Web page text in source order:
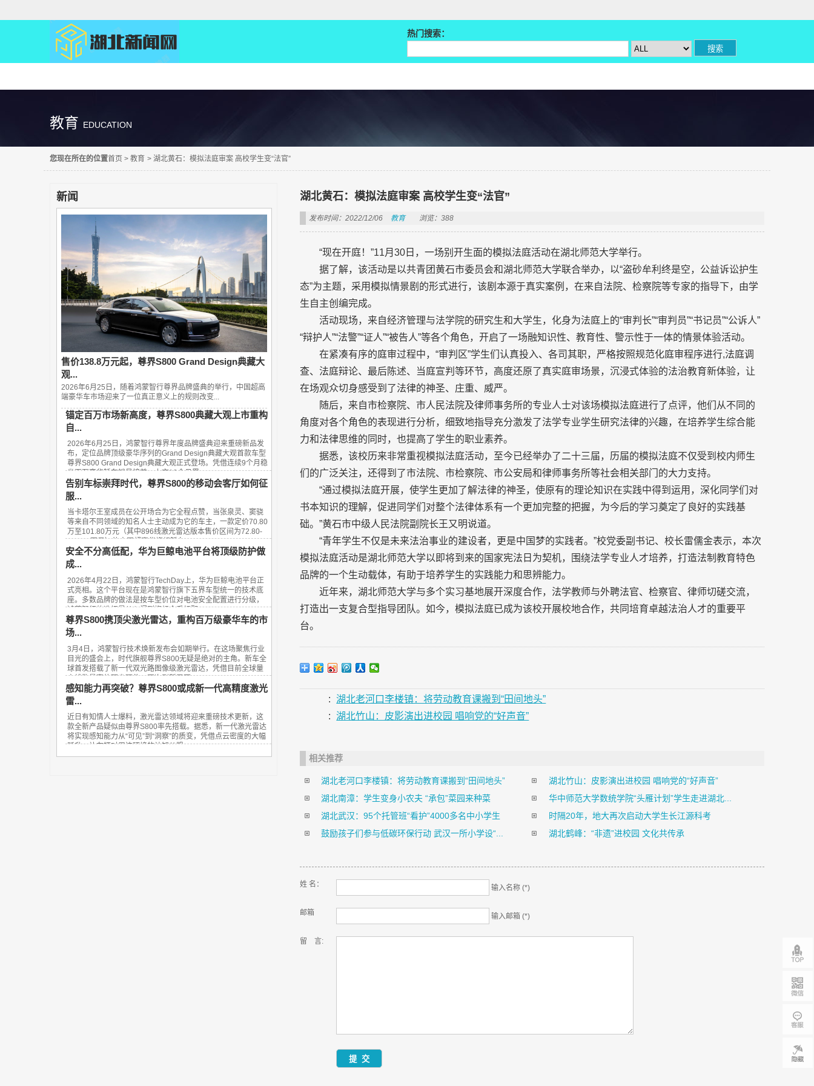
热门搜索：
教育 EDUCATION
您现在所在的位置首页 > 教育 > 湖北黄石：模拟法庭审案 高校学生变“法官”
新闻
售价138.8万元起，尊界S800 Grand Design典藏大
观...
2026年6月25日，随着鸿蒙智行尊界品牌盛典的举行，中国超高
端豪华车市场迎来了一位真正意义上的规则改变...
锚定百万市场新高度，尊界S800典藏大观上市重构
自...
2026年6月25日，鸿蒙智行尊界年度品牌盛典迎来重磅新品发
布，定位品牌顶级豪华序列的Grand Design典藏大观首款车型
尊界S800 Grand Design典藏大观正式登场。凭借连续9个月稳
坐百万豪华轿车销量榜首、上市13个月累...
告别车标崇拜时代，尊界S800的移动会客厅如何征
服...
当卡塔尔王室成员在公开场合为它全程点赞，当张泉灵、窦骁
等来自不同领域的知名人士主动成为它的车主，一款定价70.80
万至101.80万元（其中896线激光雷达版本售价区间为72.80-
101.80万元）的中国超豪华旗舰轿车——...
安全不分高低配，华为巨鲸电池平台将顶级防护做
成...
2026年4月22日，鸿蒙智行TechDay上，华为巨鲸电池平台正
式亮相。这个平台现在是鸿蒙智行旗下五界车型统一的技术底
座。多数品牌的做法是按车型价位对电池安全配置进行分级，
鸿蒙智行的选择是从入门到旗舰全系标配...
尊界S800携顶尖激光雷达，重构百万级豪华车的市
场...
3月4日，鸿蒙智行技术焕新发布会如期举行。在这场聚焦行业
目光的盛会上，时代旗舰尊界S800无疑是绝对的主角。新车全
球首发搭载了新一代双光路图像级激光雷达，凭借目前全球量
产线数最高的顶尖硬件，再次刷新了百...
感知能力再突破？尊界S800或成新一代高精度激光
雷...
近日有知情人士爆料，激光雷达领域将迎来重磅技术更新，这
款全新产品疑似由尊界S800率先搭载。据悉，新一代激光雷达
将实现感知能力从“可见”到“洞察”的质变，凭借点云密度的大幅
跃升，让车辆对周边环境的认知从粗...
湖北黄石：模拟法庭审案 高校学生变“法官”
发布时间：2022/12/06 教育 浏览：388
“现在开庭！”11月30日，一场别开生面的模拟法庭活动在湖北师范大学举行。
据了解，该活动是以共青团黄石市委员会和湖北师范大学联合举办，以“盗砂牟利终是空，公益诉讼护生
态”为主题，采用模拟情景剧的形式进行，该剧本源于真实案例，在来自法院、检察院等专家的指导下，由学
生自主创编完成。
活动现场，来自经济管理与法学院的研究生和大学生，化身为法庭上的“审判长”“审判员”“书记员”“公诉人”
“辩护人”“法警”“证人”“被告人”等各个角色，开启了一场融知识性、教育性、警示性于一体的情景体验活动。
在紧凑有序的庭审过程中，“审判区”学生们认真投入、各司其职，严格按照规范化庭审程序进行,法庭调
查、法庭辩论、最后陈述、当庭宣判等环节，高度还原了真实庭审场景，沉浸式体验的法治教育新体验，让
在场观众切身感受到了法律的神圣、庄重、威严。
随后，来自市检察院、市人民法院及律师事务所的专业人士对该场模拟法庭进行了点评，他们从不同的
角度对各个角色的表现进行分析，细致地指导充分激发了法学专业学生研究法律的兴趣，在培养学生综合能
力和法律思维的同时，也提高了学生的职业素养。
据悉，该校历来非常重视模拟法庭活动，至今已经举办了二十三届，历届的模拟法庭不仅受到校内师生
们的广泛关注，还得到了市法院、市检察院、市公安局和律师事务所等社会相关部门的大力支持。
“通过模拟法庭开展，使学生更加了解法律的神圣，使原有的理论知识在实践中得到运用，深化同学们对
书本知识的理解，促进同学们对整个法律体系有一个更加完整的把握，为今后的学习奠定了良好的实践基
础。”黄石市中级人民法院副院长王又明说道。
“青年学生不仅是未来法治事业的建设者，更是中国梦的实践者。”校党委副书记、校长雷儒金表示，本次
模拟法庭活动是湖北师范大学以即将到来的国家宪法日为契机，围绕法学专业人才培养，打造法制教育特色
品牌的一个生动载体，有助于培养学生的实践能力和思辨能力。
近年来，湖北师范大学与多个实习基地展开深度合作，法学教师与外聘法官、检察官、律师切磋交流，
打造出一支复合型指导团队。如今，模拟法庭已成为该校开展校地合作，共同培育卓越法治人才的重要平
台。
:
湖北老河口李楼镇：将劳动教育课搬到“田间地头”
:
湖北竹山：皮影演出进校园 唱响党的“好声音”
相关推荐
湖北老河口李楼镇：将劳动教育课搬到“田间地头”
湖北竹山：皮影演出进校园 唱响党的“好声音”
湖北南漳：学生变身小农夫 “承包”菜园来种菜
华中师范大学数统学院“头雁计划”学生走进湖北...
湖北武汉：95个托管班“看护”4000多名中小学生
时隔20年，地大再次启动大学生长江源科考
鼓励孩子们参与低碳环保行动 武汉一所小学设“...
湖北鹤峰：“非遗”进校园 文化共传承
姓 名： 输入名称 (*)
邮箱 输入邮箱 (*)
留 言: